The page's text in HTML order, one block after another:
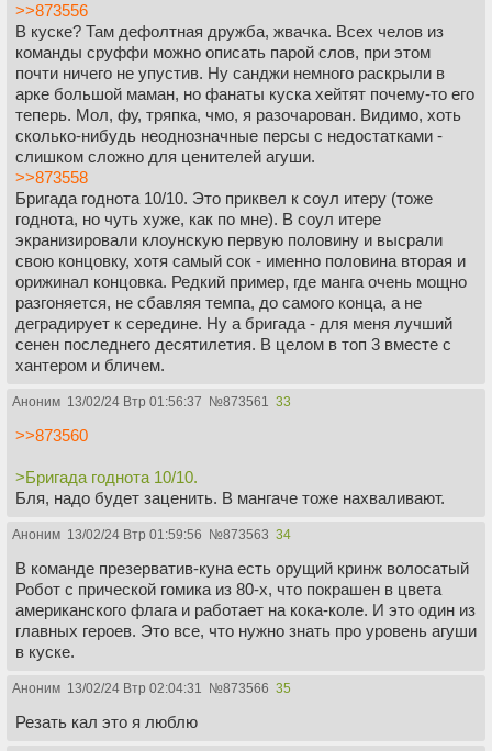
>>873556
В куске? Там дефолтная дружба, жвачка. Всех челов из
команды сруффи можно описать парой слов, при этом
почти ничего не упустив. Ну санджи немного раскрыли в
арке большой маман, но фанаты куска хейтят почему-то его
теперь. Мол, фу, тряпка, чмо, я разочарован. Видимо, хоть
сколько-нибудь неоднозначные персы с недостатками -
слишком сложно для ценителей агуши.
>>873558
Бригада годнота 10/10. Это приквел к соул итеру (тоже
годнота, но чуть хуже, как по мне). В соул итере
экранизировали клоунскую первую половину и высрали
свою концовку, хотя самый сок - именно половина вторая и
орижинал концовка. Редкий пример, где манга очень мощно
разгоняется, не сбавляя темпа, до самого конца, а не
деградирует к середине. Ну а бригада - для меня лучший
сенен последнего десятилетия. В целом в топ 3 вместе с
хантером и бличем.
Аноним 13/02/24 Втр 01:56:37 №873561 33
>>873560
>Бригада годнота 10/10.
Бля, надо будет заценить. В мангаче тоже нахваливают.
Аноним 13/02/24 Втр 01:59:56 №873563 34
В команде презерватив-куна есть орущий кринж волосатый
Робот с прической гомика из 80-х, что покрашен в цвета
американского флага и работает на кока-коле. И это один из
главных героев. Это все, что нужно знать про уровень агуши
в куске.
Аноним 13/02/24 Втр 02:04:31 №873566 35
Резать кал это я люблю